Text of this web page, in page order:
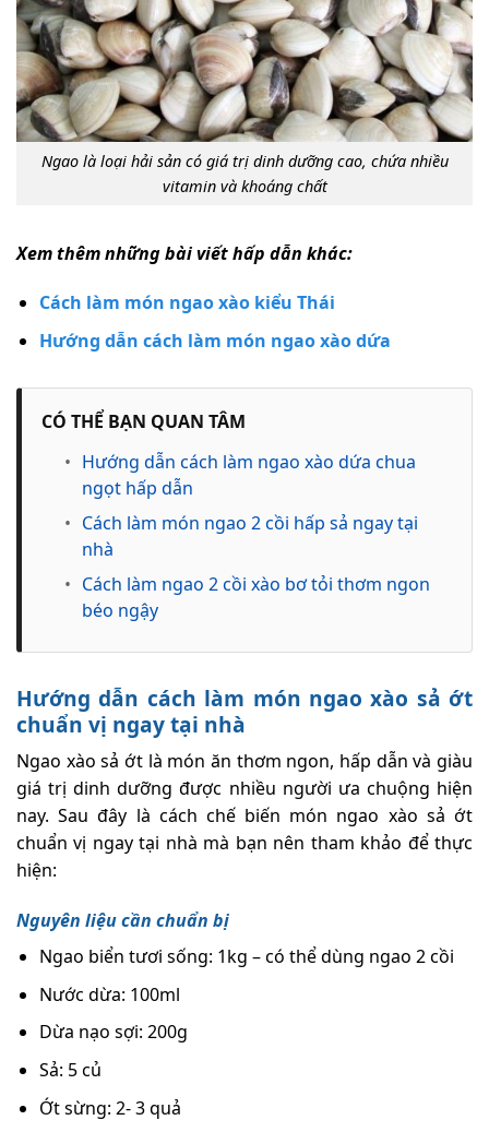
Ngao là loại hải sản có giá trị dinh dưỡng cao, chứa nhiều
vitamin và khoáng chất
Xem thêm những bài viết hấp dẫn khác:
Cách làm món ngao xào kiểu Thái
Hướng dẫn cách làm món ngao xào dứa
CÓ THỂ BẠN QUAN TÂM
• Hướng dẫn cách làm ngao xào dứa chua
ngọt hấp dẫn
• Cách làm món ngao 2 cồi hấp sả ngay tại
nhà
• Cách làm ngao 2 cồi xào bơ tỏi thơm ngon
béo ngậy
Hướng dẫn cách làm món ngao xào sả ớt
chuẩn vị ngay tại nhà
Ngao xào sả ớt là món ăn thơm ngon, hấp dẫn và giàu
giá trị dinh dưỡng được nhiều người ưa chuộng hiện
nay. Sau đây là cách chế biến món ngao xào sả ớt
chuẩn vị ngay tại nhà mà bạn nên tham khảo để thực
hiện:
Nguyên liệu cần chuẩn bị
Ngao biển tươi sống: 1kg – có thể dùng ngao 2 cồi
Nước dừa: 100ml
Dừa nạo sợi: 200g
Sả: 5 củ
Ớt sừng: 2- 3 quả